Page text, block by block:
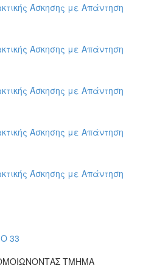
Άσκησης με Απάντηση
Άσκησης με Απάντηση
Άσκησης με Απάντηση
Άσκησης με Απάντηση
Άσκησης με Απάντηση
33
ΤΜΗΜΑ